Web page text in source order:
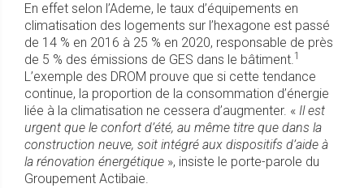
En effet selon l’Ademe, le taux d’équipements en
climatisation des logements sur l’hexagone est passé
de 14 % en 2016 à 25 % en 2020, responsable de près
de 5 % des émissions de GES dans le bâtiment.1
L’exemple des DROM prouve que si cette tendance
continue, la proportion de la consommation d’énergie
liée à la climatisation ne cessera d’augmenter. « Il est
urgent que le confort d’été, au même titre que dans la
construction neuve, soit intégré aux dispositifs d’aide à
la rénovation énergétique », insiste le porte-parole du
Groupement Actibaie.